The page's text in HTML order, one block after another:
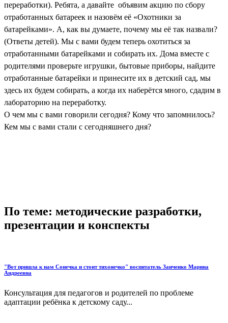
переработки). Ребята, а давайте объявим акцию по сбору
отработанных батареек и назовём её «Охотники за
батарейками». А, как вы думаете, почему мы её так назвали?
(Ответы детей). Мы с вами будем теперь охотиться за
отработанными батарейками и собирать их. Дома вместе с
родителями проверьте игрушки, бытовые приборы, найдите
отработанные батарейки и принесите их в детский сад, мы
здесь их будем собирать, а когда их наберётся много, сдадим в
лабораторию на переработку.
О чем мы с вами говорили сегодня? Кому что запомнилось?
Кем мы с вами стали с сегодняшнего дня?
По теме: методические разработки,
презентации и конспекты
"Вот пришла к нам Сонечка и стоит тихонечко" воспитатель Заиченко Марина
Андреевна
Консультация для педагогов и родителей по проблеме
адаптации ребёнка к детскому саду...